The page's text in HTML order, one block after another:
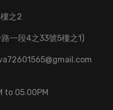
之2
一段4之33號5樓之1)
to 05.00PM